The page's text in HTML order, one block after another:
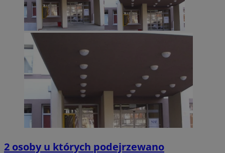
2 osoby u których podejrzewano